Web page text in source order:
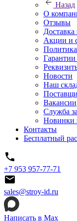
Назад
О
Отзывы
Доставка
Акции и
Новости
Наш
Вакансии
Служба
Новинки
Контакты
Бесплатный
+7 953 957-77-71
sales@stroy-id.ru
Написать в Max